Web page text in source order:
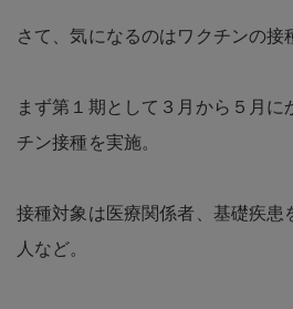
さて、気になるのはワクチンの接
まず第１期として３月から５月に
チン接種を実施。
接種対象は医療関係者、基礎疾患
人など。